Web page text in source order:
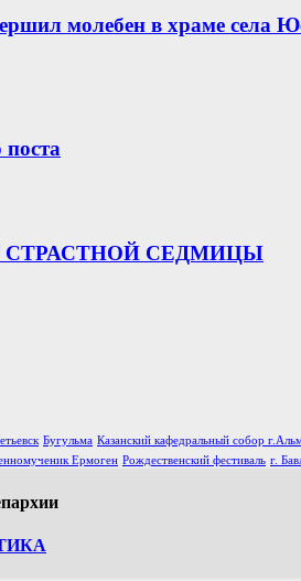
молебен в храме села
СТРАСТНОЙ СЕДМИЦЫ
Бугульма Казанский кафедральный собор
Ермоген Рождественский фестиваль г.